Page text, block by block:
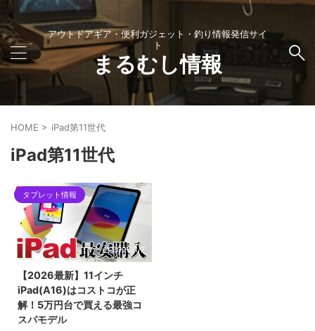
アウトドアギア・便利ガジェット・釣り情報発信サイ
ト
まるむし情報
HOME > iPad第11世代
iPad第11世代
タブレット情報
2026/1/7
【2026最新】11インチ
iPad(A16)はコストコが正
解！5万円台で買える最強コ
スパモデル